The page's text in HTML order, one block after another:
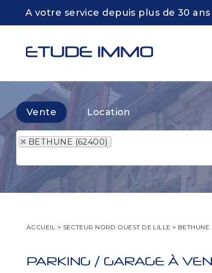
A votre service depuis plus de 30 ans
Vente Location
BETHUNE (62400)
ACCUEIL > SECTEUR NORD OUEST DE LILLE > BETHUNE
PARKING / GARAGE À